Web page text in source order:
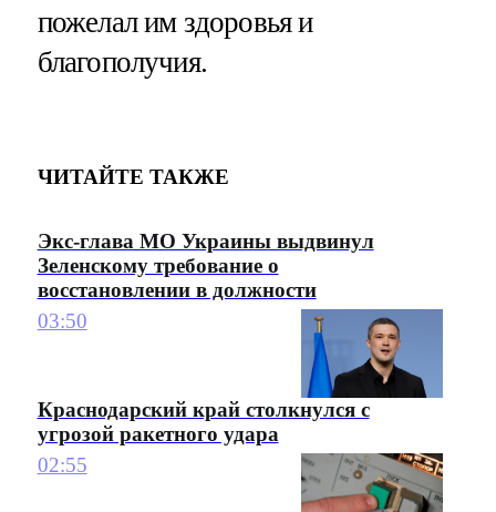
пожелал им здоровья и
благополучия.
ЧИТАЙТЕ ТАКЖЕ
Экс-глава МО Украины выдвинул
Зеленскому требование о
восстановлении в должности
03:50
Краснодарский край столкнулся с
угрозой ракетного удара
02:55